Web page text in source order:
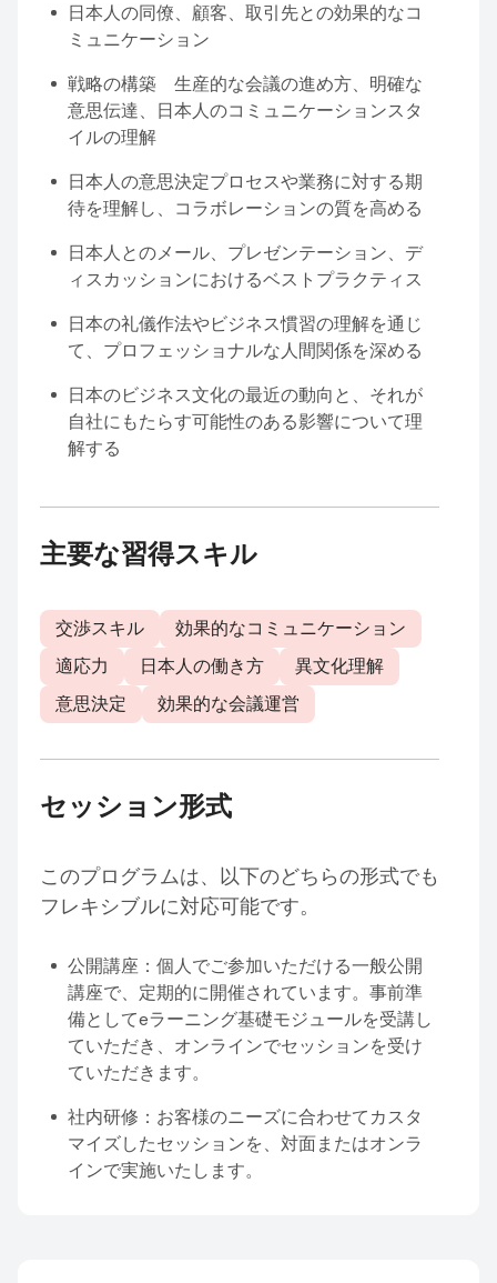
日本人の同僚、顧客、取引先との効果的なコ
ミュニケーション
戦略の構築 生産的な会議の進め方、明確な
意思伝達、日本人のコミュニケーションスタ
イルの理解
日本人の意思決定プロセスや業務に対する期
待を理解し、コラボレーションの質を高める
日本人とのメール、プレゼンテーション、デ
ィスカッションにおけるベストプラクティス
日本の礼儀作法やビジネス慣習の理解を通じ
て、プロフェッショナルな人間関係を深める
日本のビジネス文化の最近の動向と、それが
自社にもたらす可能性のある影響について理
解する
主要な習得スキル
交渉スキル
効果的なコミュニケーション
適応力
日本人の働き方
異文化理解
意思決定
効果的な会議運営
セッション形式
このプログラムは、以下のどちらの形式でも
フレキシブルに対応可能です。
公開講座：個人でご参加いただける一般公開
講座で、定期的に開催されています。事前準
備としてeラーニング基礎モジュールを受講し
ていただき、オンラインでセッションを受け
ていただきます。
社内研修：お客様のニーズに合わせてカスタ
マイズしたセッションを、対面またはオンラ
インで実施いたします。